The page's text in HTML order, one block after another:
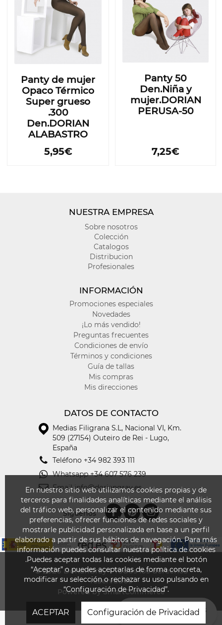
¿EN QUÉ PODEMOS
Panty de mujer
Opaco Térmico
Super grueso
.300
Den.DORIAN
ALABASTRO
5,95€
Panty 50
Den.Niña y
mujer.DORIAN
PERUSA-50
7,25€
En nuestro sitio web utilizamos cookies propias y de
terceros para finalidades analíticas mediante el análisis
del tráfico web, personalizar el contenido mediante sus
preferencias, ofrecer funciones de redes sociales y
mostrarle publicidad personalizada en base a un perfil
elaborado a partir de sus hábitos de navegación. Para más
información puedes consultar nuestra política de cookies
.Puedes aceptar todas las cookies mediante el botón
“Aceptar” o puedes aceptarlas de forma concreta,
modificar su selección o rechazar su uso pulsando en
“Configuración de Privacidad”.
ACEPTAR Configuración de Privacidad
NUESTRA EMPRESA
Sobre nosotros
Colección
Catalogos
Distribucion
Profesionales
INFORMACIÓN
Promociones especiales
Novedades
¡Lo más vendido!
Preguntas frecuentes
Condiciones de envío
Términos y condiciones
Guía de tallas
Mis compras
Mis direcciones
DATOS DE CONTACTO
Medias Filigrana S.L, Nacional VI, Km.
509 (27154) Outeiro de Rei - Lugo,
España
Teléfono +34 982 393 111
Whatsapp +34 607 576 239
Email info@doriangray.es
Síguenos
© 2026 DorianGray - Todos los derechos
reservados
Powered by SmartCommerce